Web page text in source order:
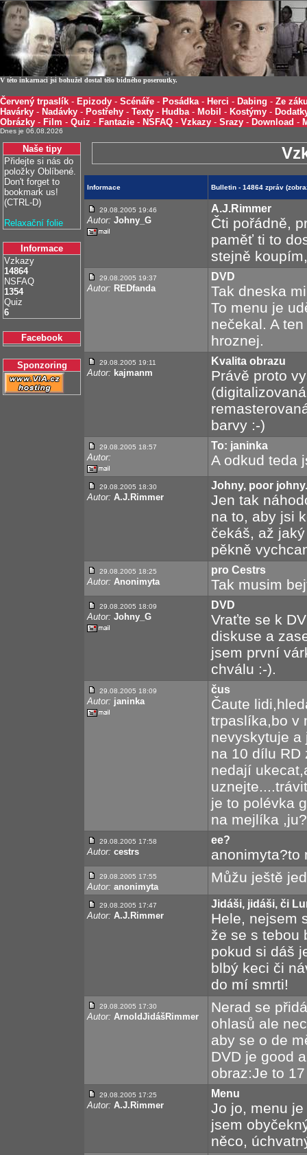
V této inkarnaci jsi bohužel dostal tělo bídného poseroutky.
Červený trpaslík - Epizody - Scénáře - Posádka- Herci - Dabing - Ze
Havárky - Nadávky - Postřehy - Texty - Hudba- Mobil - Kostýmy -
Obrázky - Film - Quiz - Fantazie - NSFAQ - Vzkazy - Srazy - Download -
Dnes je 06.08.2026
Naše tipy
Přidejte si nás do
položky Oblíbené.
Don't forget to
bookmark us!
(CTRL-D)
Relaxační folie
Informace
Vzkazy
14864
NSFAQ
1354
Quiz
6
Facebook
Sponzoring
Informace Bulletin - 14864 zpráv
29.08.2005 19:46
Autor: Johny_G
A.J.Rimmer
Čti pořádně,
paměť ti to
stejně
29.08.2005 19:37
Autor: REDfanda
DVD
Tak dneska
To menu je
nečekal. A
hroznej.
29.08.2005 19:11
Autor: kajmanm
Kvalita obrazu
Právě proto
barvy :-)
29.08.2005 18:57
Autor:
To: janinka
A odkud teda
29.08.2005 18:30
Autor: A.J.Rimmer
Johny, poor johny.
Jen tak
na to, aby jsi
čekáš, až
pěkně
29.08.2005 18:25
Autor: Anonimyta
pro Cestrs
Tak musim
29.08.2005 18:09
Autor: Johny_G
DVD
Vraťte se k
diskuse a
jsem první
chválu :-).
29.08.2005 18:09
Autor: janinka
čus
Čaute
trpaslíka,bo v
nevyskytuje a
na 10 dílu RD
nedají
je to polévka
na mejlíka
29.08.2005 17:58
Autor: cestrs
ee?
anonimyta?to
29.08.2005 17:55
Autor: anonimyta
Můžu ještě
29.08.2005 17:47
Autor: A.J.Rimmer
Jidáši, jidáši, či
Hele, nejsem
že se s tebou
pokud si dáš
blbý keci či
do mí smrti!
29.08.2005 17:30
Autor: ArnoldJidášRimmer
Nerad se
ohlasů ale
aby se o de
DVD je good
obraz:Je to
29.08.2005 17:25
Autor: A.J.Rimmer
Menu
Jo jo, menu
jsem
něco,